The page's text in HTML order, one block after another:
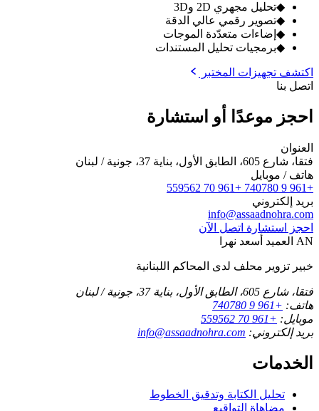
◆تحليل مجهري 2D و3D
◆تصوير رقمي عالي الدقة
◆ إضاءات متعدّدة الموجات
◆برمجيات تحليل المستندات
اكتشف تجهيزات المختبر
اتصل بنا
احجز موعدًا أو استشارة
العنوان
فتقا، شارع 605، الطابق الأول، بناية 37، جونية / لبنان
هاتف / موبايل
+961 9 740780
+961 70 559562
بريد إلكتروني
info@assaadnohra.com
احجز استشارة اتصل الآن
AN العميد أسعد نهرا
خبير تزوير محلف لدى المحاكم اللبنانية
فتقا، شارع 605، الطابق الأول، بناية 37، جونية / لبنان
هاتف: +961 9 740780
موبايل: +961 70 559562
بريد إلكتروني: info@assaadnohra.com
الخدمات
تحليل الكتابة وتدقيق الخطوط
مضاهاة التواقيع